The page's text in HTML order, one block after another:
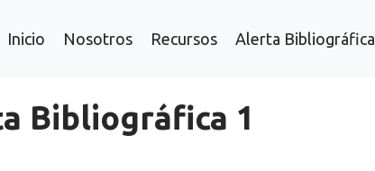
Inicio Nosotros Recursos Alerta Bibliográfica
Bibliográfica 1